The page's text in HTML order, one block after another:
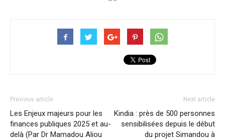
Previous article
Les Enjeux majeurs pour les
finances publiques 2025 et au-
delà (Par Dr Mamadou Aliou
Next article
Kindia : près de 500 personnes
sensibilisées depuis le début
du projet Simandou à